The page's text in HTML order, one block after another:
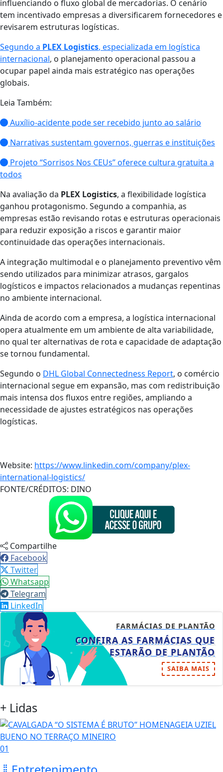
influenciando o fluxo global de mercadorias. O cenário
tem incentivado empresas a diversificarem fornecedores e
revisarem estruturas logísticas.
Segundo a PLEX Logistics, especializada em logística
internacional, o planejamento operacional passou a
ocupar papel ainda mais estratégico nas operações
globais.
Leia Também:
Auxílio-acidente pode ser recebido junto ao salário
Narrativas sustentam governos, guerras e instituições
Projeto “Sorrisos Nos CEUs” oferece cultura gratuita a
todos
Na avaliação da PLEX Logistics, a flexibilidade logística
ganhou protagonismo. Segundo a companhia, as
empresas estão revisando rotas e estruturas operacionais
para reduzir exposição a riscos e garantir maior
continuidade das operações internacionais.
A integração multimodal e o planejamento preventivo vêm
sendo utilizados para minimizar atrasos, gargalos
logísticos e impactos relacionados a mudanças repentinas
no ambiente internacional.
Ainda de acordo com a empresa, a logística internacional
opera atualmente em um ambiente de alta variabilidade,
no qual ter alternativas de rota e capacidade de adaptação
se tornou fundamental.
Segundo o DHL Global Connectedness Report, o comércio
internacional segue em expansão, mas com redistribuição
mais intensa dos fluxos entre regiões, ampliando a
necessidade de ajustes estratégicos nas operações
logísticas.
Website: https://www.linkedin.com/company/plex-
international-logistics/
FONTE/CRÉDITOS: DINO
Compartilhe
Facebook
Twitter
Whatsapp
Telegram
LinkedIn
FARMÁCIAS DE PLANTÃO
CONFIRA AS FARMÁCIAS QUE
ESTARÃO DE PLANTÃO
SAIBA MAIS
+ Lidas
01